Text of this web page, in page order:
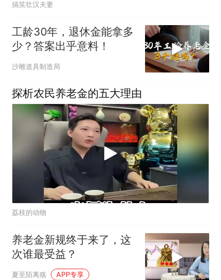
搞笑壮汉夫妻
工龄30年，退休金能拿多
少？答案出乎意料！
沙雕道具制造局
探析农民养老金的五大理由
荔枝的动物
养老金新规终于来了，这
次谁最受益？
夏至陌离殇 APP专享